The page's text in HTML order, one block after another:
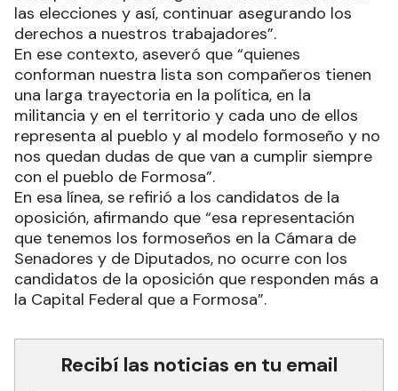
las elecciones y así, continuar asegurando los
derechos a nuestros trabajadores”.
En ese contexto, aseveró que “quienes
conforman nuestra lista son compañeros tienen
una larga trayectoria en la política, en la
militancia y en el territorio y cada uno de ellos
representa al pueblo y al modelo formoseño y no
nos quedan dudas de que van a cumplir siempre
con el pueblo de Formosa”.
En esa línea, se refirió a los candidatos de la
oposición, afirmando que “esa representación
que tenemos los formoseños en la Cámara de
Senadores y de Diputados, no ocurre con los
candidatos de la oposición que responden más a
la Capital Federal que a Formosa”.
Recibí las noticias en tu email